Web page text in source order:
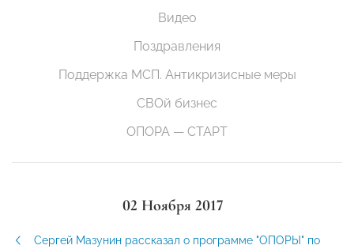
Видео
Поздравления
Поддержка МСП. Антикризисные меры
СВОй бизнес
ОПОРА — СТАРТ
02 Ноября 2017
Сергей Мазунин рассказал о программе "ОПОРЫ" по